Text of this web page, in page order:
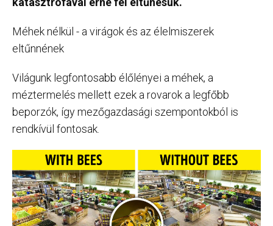
Méhek nélkül - a virágok és az élelmiszerek
eltűnnének
Világunk legfontosabb élőlényei a méhek, a
méztermelés mellett ezek a rovarok a legfőbb
beporzók, így mezőgazdasági szempontokból is
rendkívül fontosak.